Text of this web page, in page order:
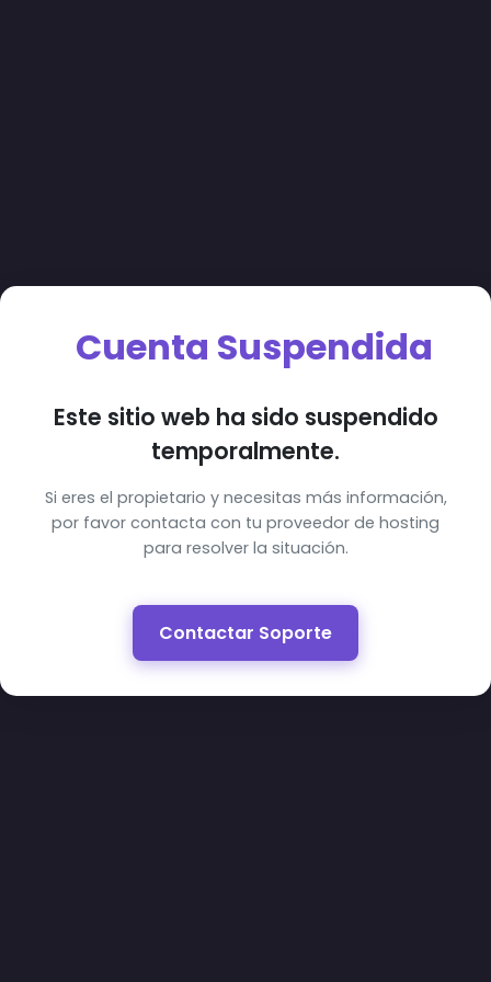
Cuenta Suspendida
Este sitio web ha sido suspendido
temporalmente.
Si eres el propietario y necesitas más información,
por favor contacta con tu proveedor de hosting
para resolver la situación.
Contactar Soporte